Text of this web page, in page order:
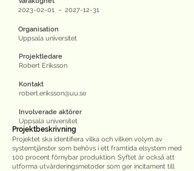
2023-02-01 – 2027-12-31
Organisation
Uppsala universitet
Projektledare
Robert Eriksson
Kontakt
robert.eriksson@uu.se
Involverade aktörer
Uppsala universitet
Projektbeskrivning
Projektet ska identifiera vilka och vilken volym av
systemtjänster som behövs i ett framtida elsystem med
100 procent förnybar produktion. Syftet är också att
utforma utvärderingsmetoder som ger incitament till